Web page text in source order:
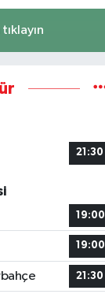
21:30
19:00
19:00
21:30